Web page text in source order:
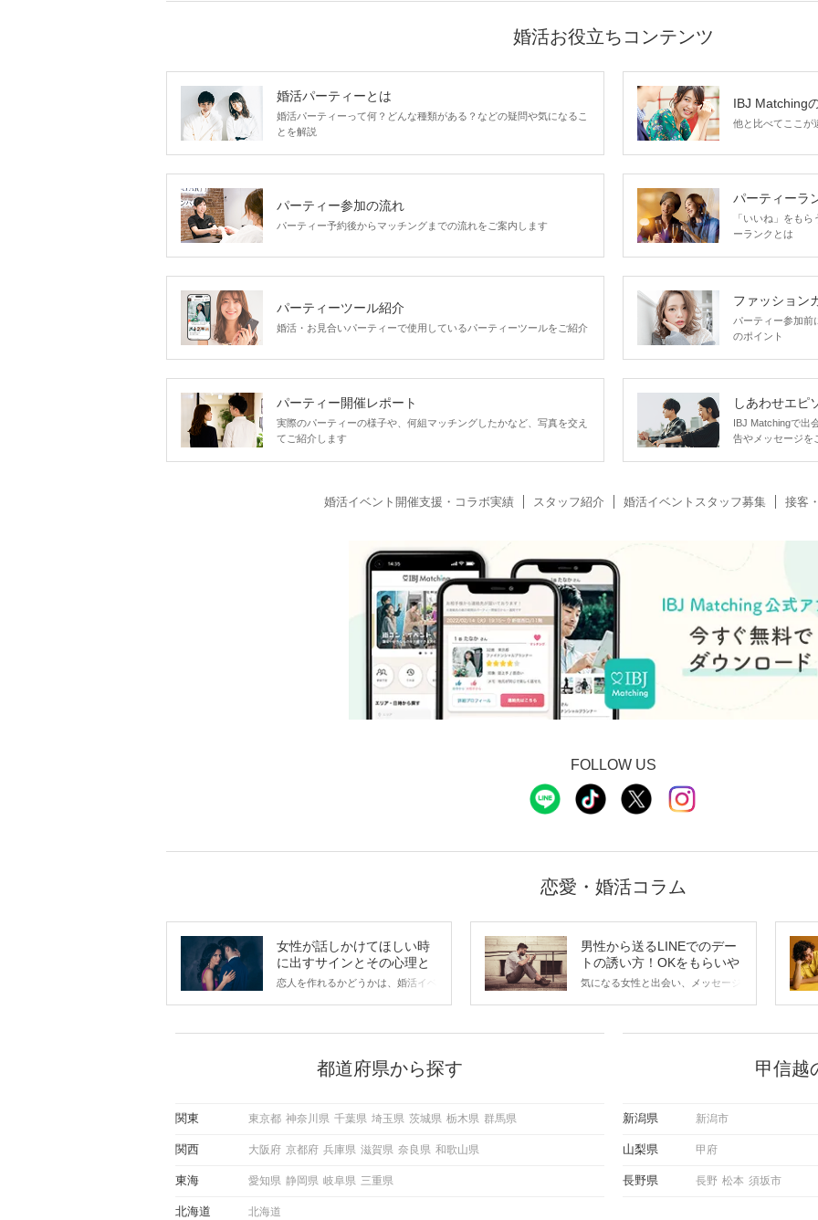
婚活お役立ちコンテンツ
婚活パーティーとは
婚活パーティーって何？どんな種類がある？などの疑問や気になるこ
とを解説
IBJ Matching
他と比べてここが
パーティー参加の流れ
パーティー予約後からマッチングまでの流れをご案内します
パーティーラ
「いいね」をも
ーランクとは
パーティーツール紹介
婚活・お見合いパーティーで使用しているパーティーツールをご紹介
ファッション
パーティー参加前
のポイント
パーティー開催レポート
実際のパーティーの様子や、何組マッチングしたかなど、写真を交え
てご紹介します
しあわせエピ
IBJ Matchingで出
告やメッセージを
婚活イベント開催支援・コラボ実績 スタッフ紹介 婚活イベントスタッフ募集 接客
FOLLOW US
恋愛・婚活コラム
女性が話しかけてほしい時
に出すサインとその心理と
は？
恋人を作れるかどうかは、婚活イベ
から恋人作りを本格的に始めようと
している方は、女性が異性を求めて
この記事では、女性が話しかけて欲
しく解説した後、婚活イベントで実
ような行動に繋げるべきかをご紹介
男性から送るLINEでのデー
トの誘い方！OKをもらいや
すいメッセージのコツは？
気になる女性と出会い、メッセージ
も混じえながら解説するので、ぜひ
都道府県から探す
関東 東京都 神奈川県 千葉県 埼玉県 茨城県 栃木県 群馬県
関西 大阪府 京都府 兵庫県 滋賀県 奈良県 和歌山県
東海 愛知県 静岡県 岐阜県 三重県
北海道 北海道
甲信越
新潟県 新潟市
山梨県 甲府
長野県 長野 松本 須坂市